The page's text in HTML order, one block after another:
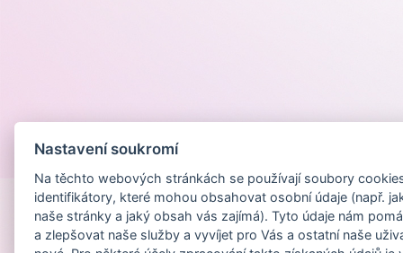
Nastavení soukromí
Na těchto webových stránkách se používají soubory
identifikátory, které mohou obsahovat osobní údaje (např.
naše stránky a jaký obsah vás zajímá). Tyto údaje nám
a zlepšovat naše služby a vyvíjet pro Vás a ostatní naše